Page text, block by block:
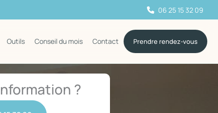
06 25 15 32 09
Outils Conseil du mois Contact Prendre rendez-vous
?